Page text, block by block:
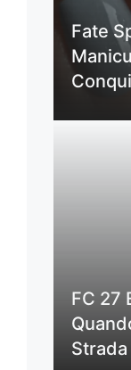
Fate
FC 27
Strada